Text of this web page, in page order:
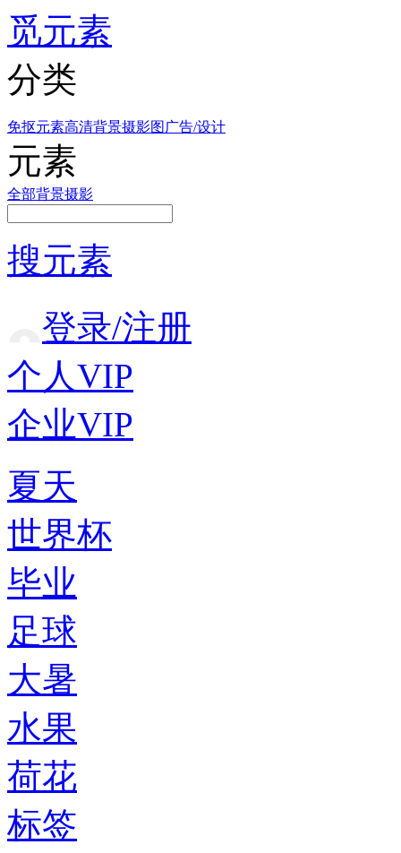
觅元素
分类
免抠元素高清背景摄影图 广告/设计
元素
全部背景摄影
搜元素
登录/注册
个人VIP
企业VIP
夏天
世界杯
毕业
足球
大暑
水果
荷花
标签